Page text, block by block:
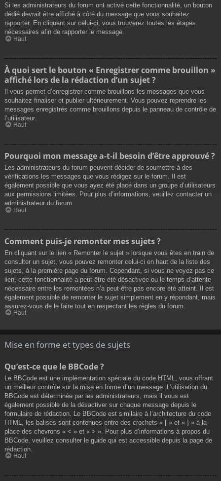
Si les administrateurs du forum ont activé cette fonctionnalité, un bouton
dédié devrait être affiché à côté du message que vous souhaitez
rapporter. En cliquant sur celui-ci, vous trouverez toutes les étapes
nécessaires afin de rapporter le message.
Haut
À quoi sert le bouton « Enregistrer comme brouillon »
affiché lors de la rédaction d’un sujet ?
Il vous permet d’enregistrer comme brouillons les messages que vous
souhaitez finaliser et publier ultérieurement. Vous pouvez reprendre les
messages enregistrés comme brouillons depuis le panneau de contrôle de
l’utilisateur.
Haut
Pourquoi mon message a-t-il besoin d’être approuvé ?
Les administrateurs du forum peuvent décider de soumettre à des
vérifications les messages que vous rédigez sur le forum. Il est
également possible que vous ayez été placé dans un groupe d’utilisateurs
aux permissions limitées. Pour plus d’informations, veuillez contacter un
administrateur du forum.
Haut
Comment puis-je remonter mes sujets ?
En cliquant sur le lien « Remonter le sujet » lorsque vous êtes en train de
consulter un sujet, vous pouvez remonter celui-ci en haut de la liste des
sujets, à la première page du forum. Cependant, si vous ne voyez pas ce
lien, cette fonctionnalité a peut-être été désactivée ou le temps d’attente
nécessaire entre les remontées n’a peut-être pas encore été atteint. Il est
également possible de remonter le sujet simplement en y répondant, mais
assurez-vous de le faire tout en respectant les règles du forum.
Haut
Mise en forme et types de sujets
Qu’est-ce que le BBCode ?
Le BBCode est une implémentation spéciale du code HTML, vous offrant
un meilleur contrôle sur la mise en forme d’un message. L’utilisation du
BBCode est déterminée par les administrateurs, mais il vous est
également possible de la désactiver sur chaque message depuis le
formulaire de rédaction. Le BBCode est similaire à l’architecture du code
HTML, les balises sont contenues entre des crochets « [ » et « ] » à la
place des chevrons « < » et « > ». Pour plus d’informations à propos du
BBCode, veuillez consulter le guide qui est accessible depuis la page de
rédaction.
Haut